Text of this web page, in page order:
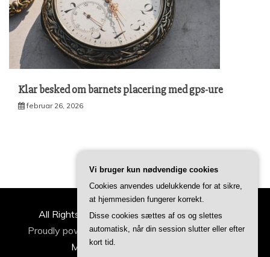
Klar besked om barnets placering med gps-ure
februar 26, 2026
All Rights Reserved 2022 | ideertilfamilien.dk
Proudly powered by WordPress|Theme: Refined
Magazine by
Vi bruger kun nødvendige cookies
Cookies anvendes udelukkende for at sikre,
at hjemmesiden fungerer korrekt.
Disse cookies sættes af os og slettes
automatisk, når din session slutter eller efter
kort tid.